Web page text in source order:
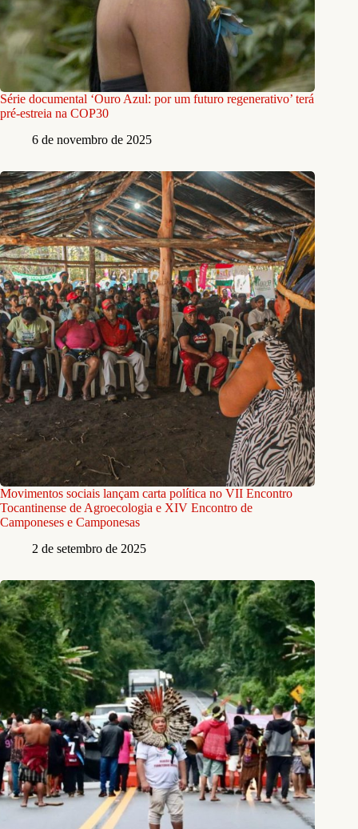
Série documental ‘Ouro Azul: por um futuro regenerativo’ terá
pré-estreia na COP30
6 de novembro de 2025
Movimentos sociais lançam carta política no VII Encontro
Tocantinense de Agroecologia e XIV Encontro de
Camponeses e Camponesas
2 de setembro de 2025